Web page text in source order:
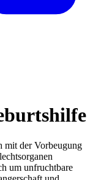
mit der Vorbeugung
um unfruchtbare